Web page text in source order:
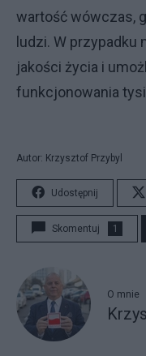
wartość wówczas,
ludzi. W przypadku
jakości życia i
funkcjonowania
Autor: Krzysztof Przybyl
Udostępnij
Skomentuj 1
O mnie